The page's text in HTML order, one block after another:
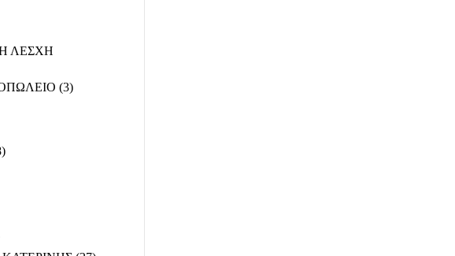
ΛΕΣΧΗ
(3)